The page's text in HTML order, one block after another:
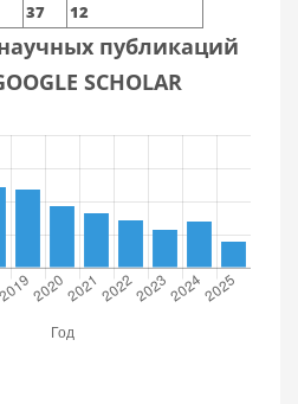
37 12
публикаций
SCHOLAR